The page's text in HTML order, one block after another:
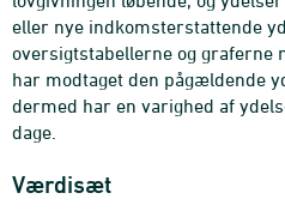
eller nye indkomsterstattende
oversigtstabellerne og graferne
har modtaget den pågældende
dermed har en varighed af
dage.
Værdisæt